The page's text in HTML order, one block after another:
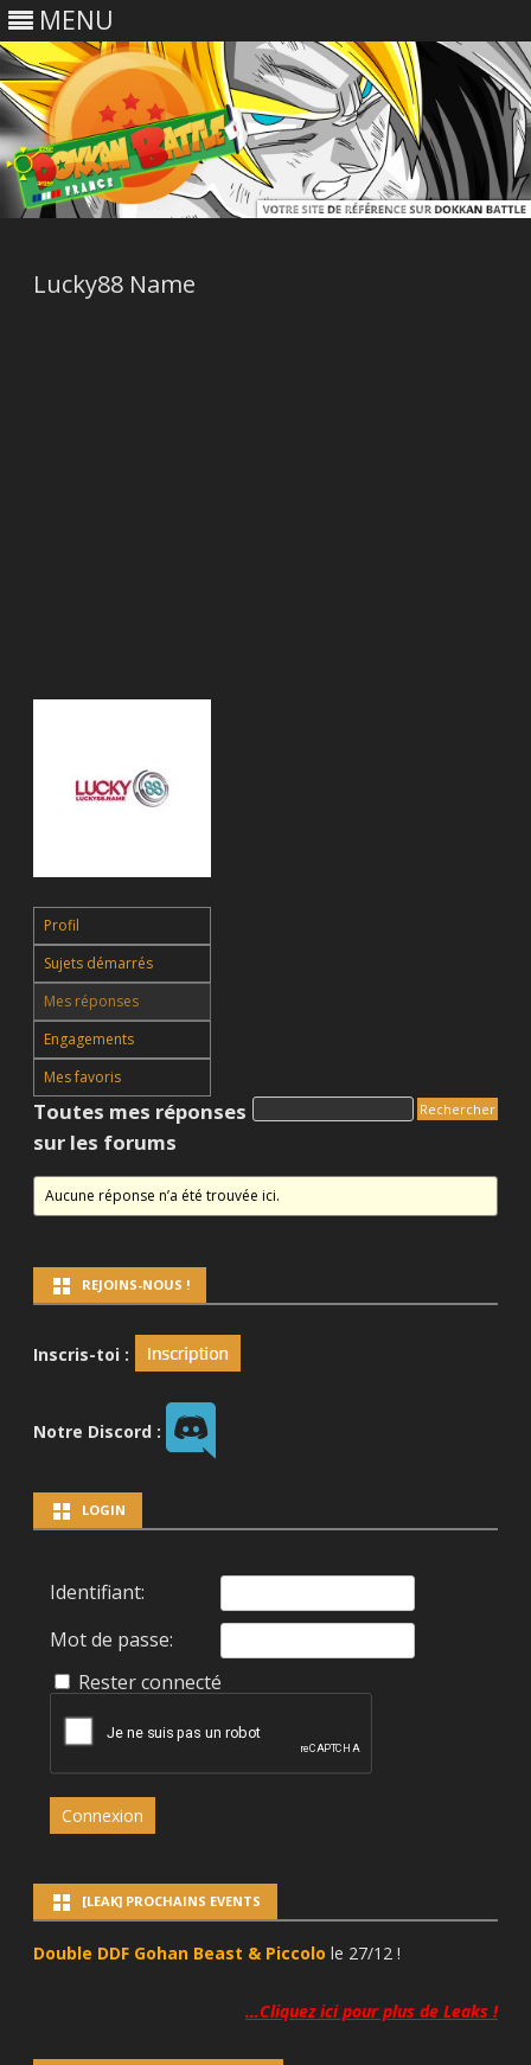
MENU
Lucky88 Name
Profil
Sujets démarrés
Mes réponses
Engagements
Mes favoris
Toutes mes réponses
sur les forums
Aucune réponse n’a été trouvée ici.
REJOINS-NOUS !
Inscris-toi :
Notre Discord :
LOGIN
Identifiant:
Mot de passe:
Rester connecté
Connexion
[LEAK] PROCHAINS EVENTS
Double DDF Gohan Beast & Piccolo le 27/12 !
…Cliquez ici pour plus de Leaks !